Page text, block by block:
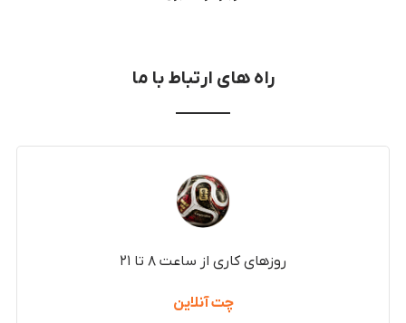
راه های ارتباط با ما
روزهای کاری از ساعت ۸ تا ۲۱
چت آنلاین